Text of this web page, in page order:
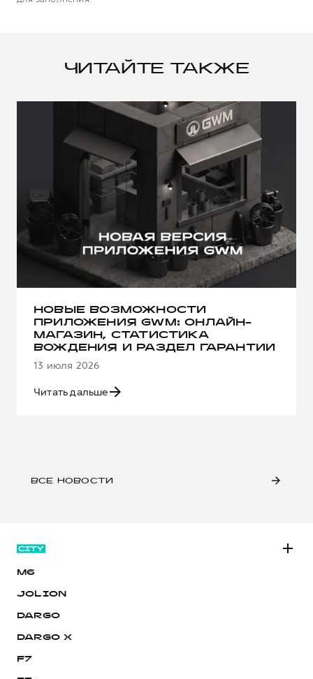
ЧИТАЙТЕ ТАКЖЕ
НОВЫЕ ВОЗМОЖНОСТИ
ПРИЛОЖЕНИЯ GWM: ОНЛАЙН-
МАГАЗИН, СТАТИСТИКА
ВОЖДЕНИЯ И РАЗДЕЛ ГАРАНТИИ
13 июля 2026
Читать дальше
ВСЕ НОВОСТИ
M6
JOLION
DARGO
DARGO Х
F7